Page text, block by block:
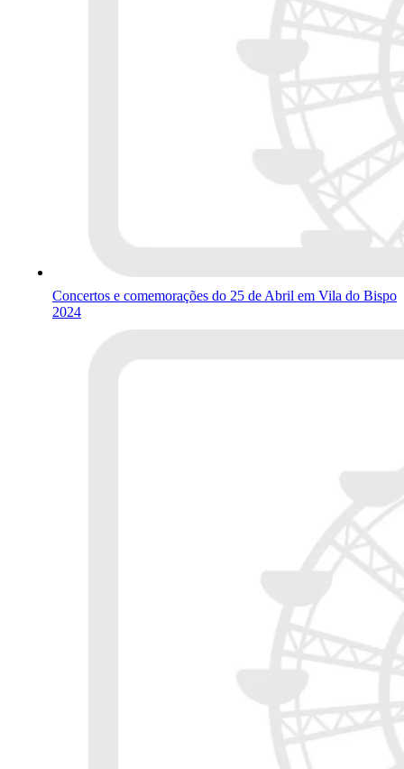
Concertos e comemorações do 25 de Abril em Vila do Bispo
2024